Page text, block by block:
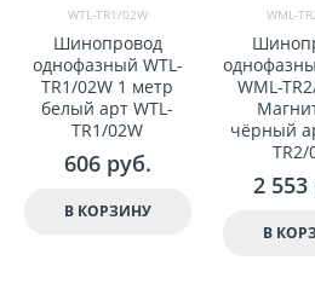
WTL-TR1/02W
Шинопровод
однофазный WTL-
TR1/02W 1 метр
белый арт WTL-
TR1/02W
606 руб.
В КОРЗИНУ
WML-
WML-
чёрный
TR2/
2 553
В